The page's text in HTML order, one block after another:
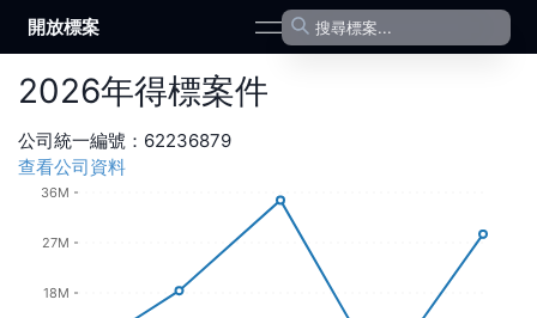
開放標案 open navigation menu
2026年得標案件
公司統一編號： 62236879
查看公司資料
18M
27M
36M